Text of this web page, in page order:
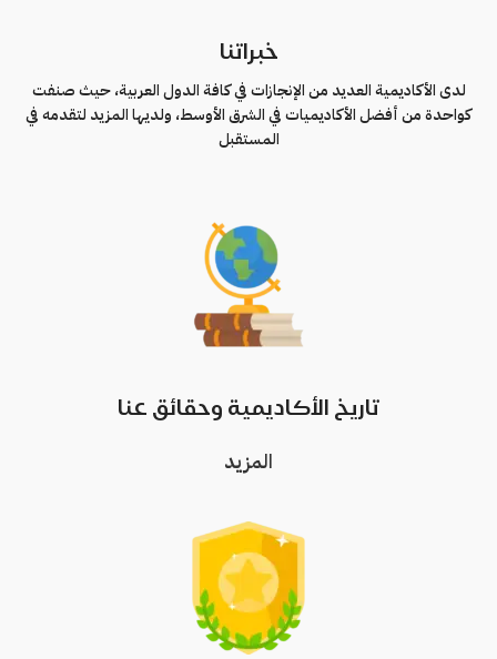
خبراتنا
لدى الأكاديمية العديد من الإنجازات في كافة الدول العربية، حيث صنفت
كواحدة من أفضل الأكاديميات في الشرق الأوسط، ولديها المزيد لتقدمه في
المستقبل
تاريخ الأكاديمية وحقائق عنا
المزيد